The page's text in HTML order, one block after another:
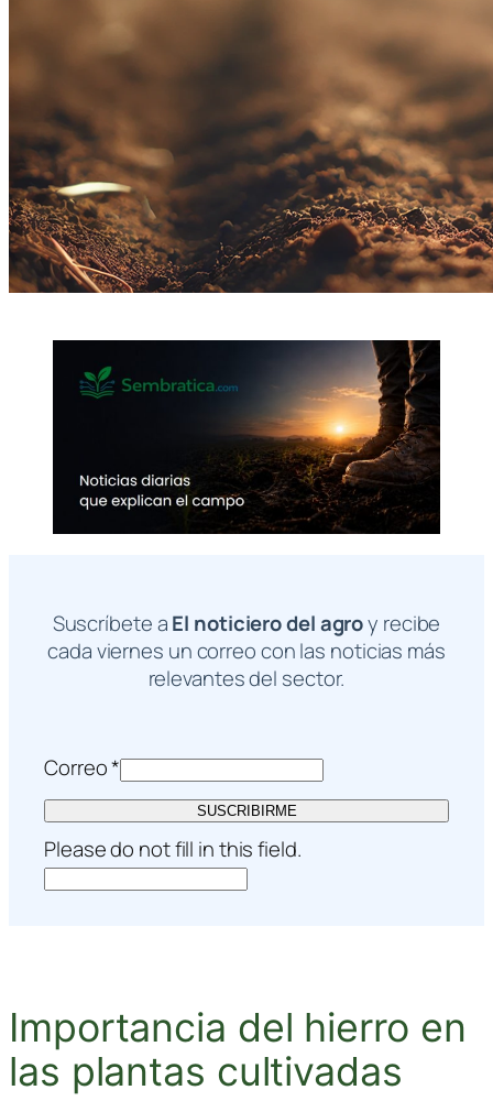
Suscríbete aEl noticiero del agroy recibe
cada viernes un correo con las noticias más
relevantes del sector.
Correo*
SUSCRIBIRME
Please do not fill in this field.
Importancia del hierro en
las plantas cultivadas